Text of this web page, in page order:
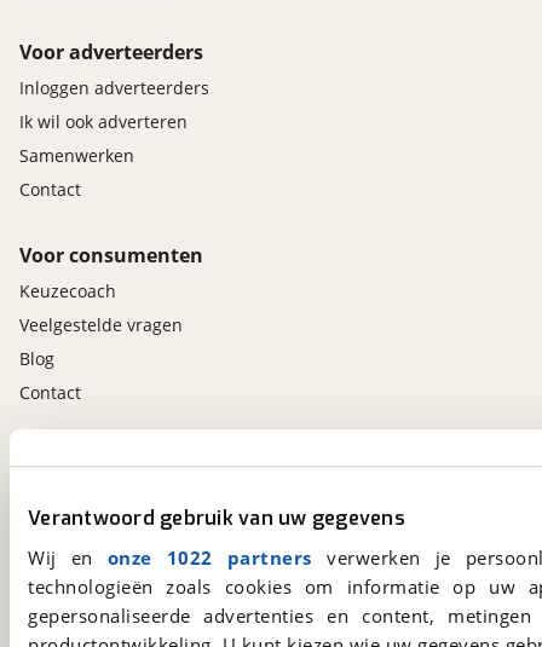
Verantwoord gebruik van uw gegevens
Wij en onze 1022 partners verwerken je
technologieën zoals cookies om informatie op
gepersonaliseerde advertenties en content,
Voor adverteerders
Inloggen adverteerders
Ik wil ook adverteren
Samenwerken
Contact
Voor consumenten
Keuzecoach
Veelgestelde vragen
Blog
Contact
viaBOVAG.nl
viaBOVAG.nl app
Altijd het meest recente aanbod bij de hand.
Download 'm nu.